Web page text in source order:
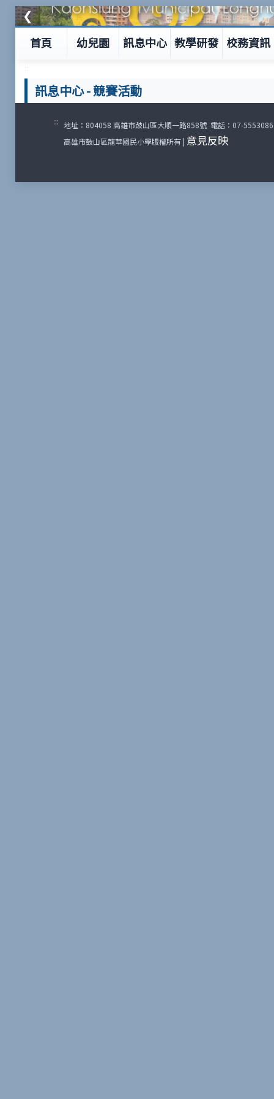
❮
首頁 幼兒園 訊息中心 教學研發 校務資訊
訊息中心-競賽活動
::: 地址：804058 高雄市鼓山區大順一路858號 電話：07-
高雄市鼓山區龍華國民小學版權所有 | 意見反映